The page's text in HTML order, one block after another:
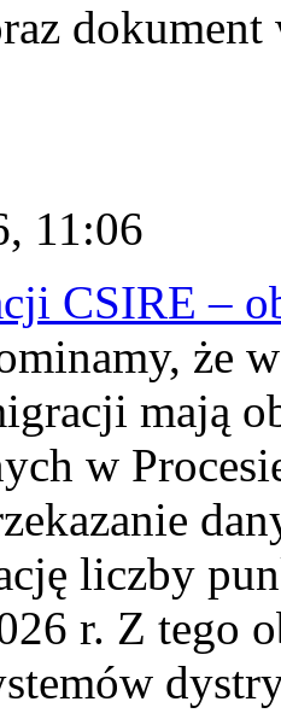
11:06
CSIRE –
że
mają
w
liczby
r. Z tego